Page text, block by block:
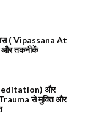
( Vipassana At
और तकनीकें
और
से मुक्ति और